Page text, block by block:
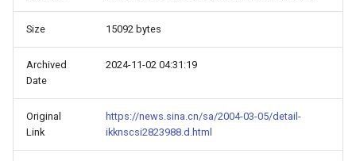
Size 15092 bytes
Archived
Date
2024-11-02 04:31:19
Original
Link
https://news.sina.cn/sa/2004-03-05/detail-
ikknscsi2823988.d.html